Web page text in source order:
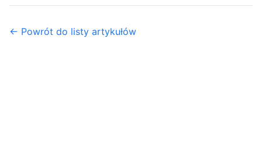
← Powrót do listy artykułów